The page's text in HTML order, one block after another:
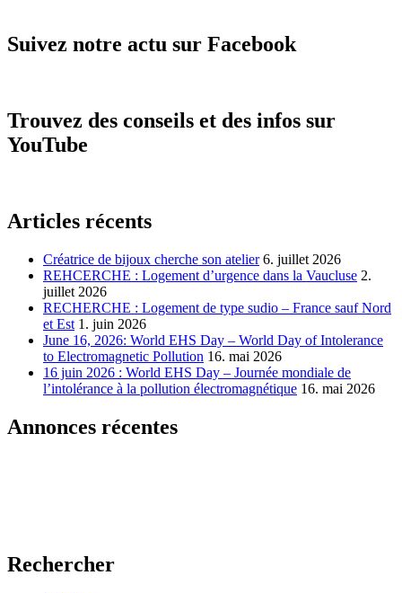
Suivez notre actu sur Facebook
Trouvez des conseils et des infos sur
YouTube
Articles récents
Créatrice de bijoux cherche son atelier 6. juillet 2026
REHCERCHE : Logement d’urgence dans la Vaucluse 2.
juillet 2026
RECHERCHE : Logement de type sudio – France sauf Nord
et Est 1. juin 2026
June 16, 2026: World EHS Day – World Day of Intolerance
to Electromagnetic Pollution 16. mai 2026
16 juin 2026 : World EHS Day – Journée mondiale de
l’intolérance à la pollution électromagnétique 16. mai 2026
Annonces récentes
Rechercher